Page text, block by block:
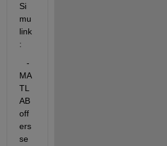
Si
mu
link
:
   -
MA
TL
AB
off
ers
se